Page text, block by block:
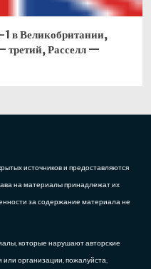
в Великобритании,
третий, Расселл —
источников и предоставляются
на материалы принадлежат их
за содержание материала не
которые нарушают авторские
организации, пожалуйста,